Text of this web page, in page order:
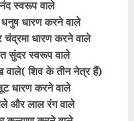
स्वरूप वाले
धनुष धारण करने वाले
धारण करने वाले
सुंदर स्वरूप वाले
वाले( शिव के तीन नेत्र हैं)
धारण करने वाले
और लाल रंग वाले